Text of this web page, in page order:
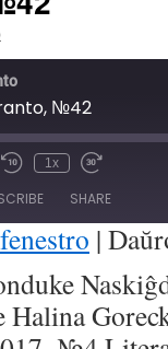
№42
Unmute
Rewind
Seconds
1x
Fast
30
seconds
SHARE
|